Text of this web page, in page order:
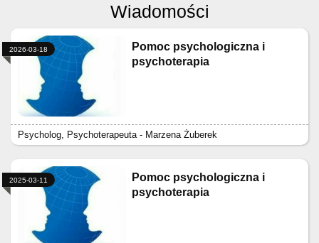
Wiadomości
Pomoc psychologiczna i
psychoterapia
Psycholog, Psychoterapeuta - Marzena Żuberek
2026-03-18
Pomoc psychologiczna i
psychoterapia
2025-03-11